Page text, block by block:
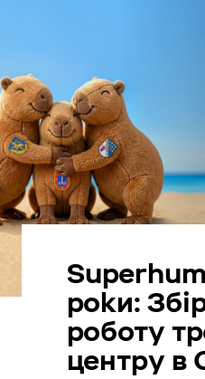
роки:
роботу
центру в